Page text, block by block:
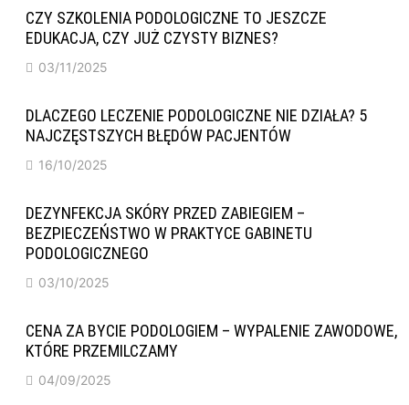
CZY SZKOLENIA PODOLOGICZNE TO JESZCZE
EDUKACJA, CZY JUŻ CZYSTY BIZNES?
03/11/2025
DLACZEGO LECZENIE PODOLOGICZNE NIE DZIAŁA? 5
NAJCZĘSTSZYCH BŁĘDÓW PACJENTÓW
16/10/2025
DEZYNFEKCJA SKÓRY PRZED ZABIEGIEM –
BEZPIECZEŃSTWO W PRAKTYCE GABINETU
PODOLOGICZNEGO
03/10/2025
CENA ZA BYCIE PODOLOGIEM – WYPALENIE ZAWODOWE,
KTÓRE PRZEMILCZAMY
04/09/2025